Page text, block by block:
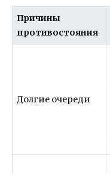
Причины
противостояния
Долгие очереди